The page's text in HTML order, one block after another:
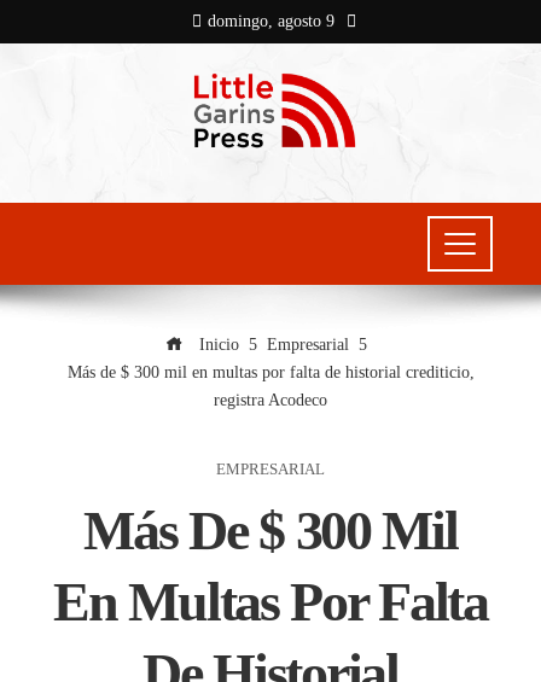
domingo, agosto 9
Inicio
Empresarial
Más de $ 300 mil en multas por falta de historial crediticio,
registra Acodeco
EMPRESARIAL
Más De $ 300 Mil
En Multas Por Falta